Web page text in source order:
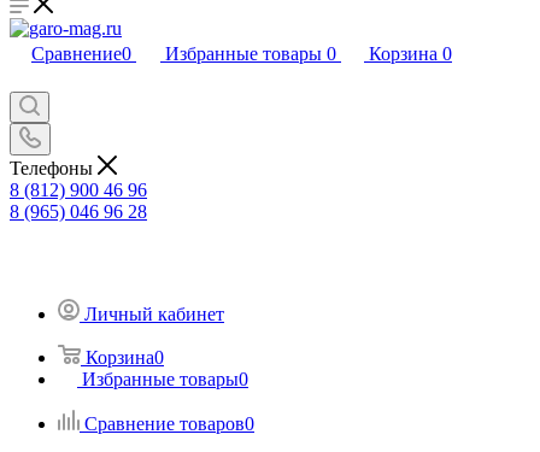
Сравнение0 Избранные товары 0 Корзина 0
Телефоны
8 (812) 900 46 96
8 (965) 046 96 28
Личный кабинет
Корзина0
Избранные товары0
Сравнение товаров0